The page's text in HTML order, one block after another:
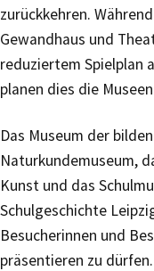
zurückkehren.
Gewandhaus und
reduziertem Spielplan
planen dies die
Das Museum der
Naturkundemuseum,
Kunst und das
Schulgeschichte
Besucherinnen und
präsentieren zu